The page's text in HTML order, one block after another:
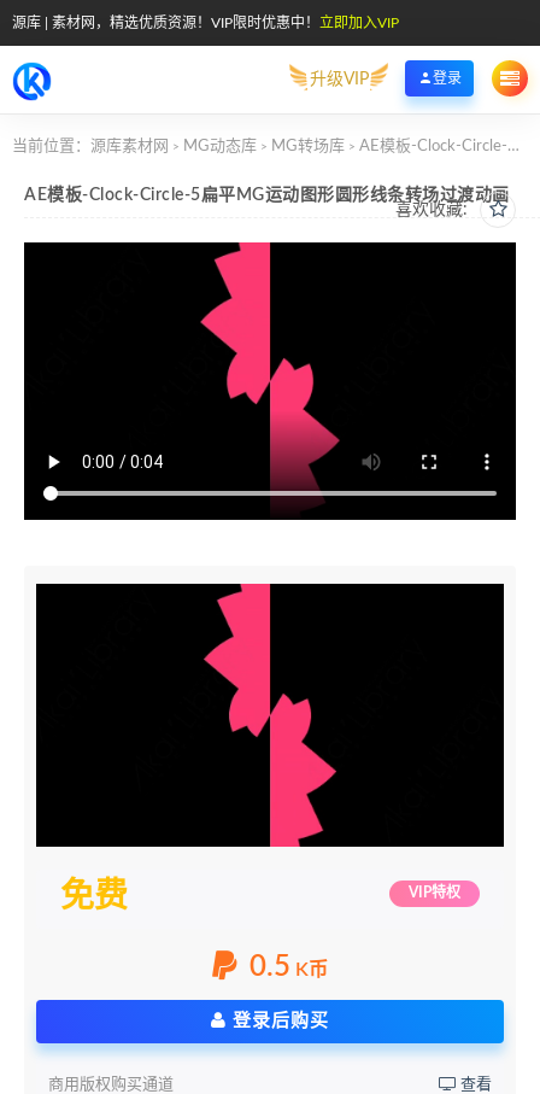
源库 | 素材网，精选优质资源！VIP限时优惠中！ 立即加入VIP
升级VIP 登录
当前位置： 源库素材网 > MG动态库 > MG转场库 > AE模板-Clock-Circle-5扁平MG运动图形圆形线条转场过渡动画
喜欢收藏:
AE模板-Clock-Circle-5扁平MG运动图形圆形线条转场过渡动画
免费 VIP特权
0.5 K币
登录后购买
商用版权购买通道 查看